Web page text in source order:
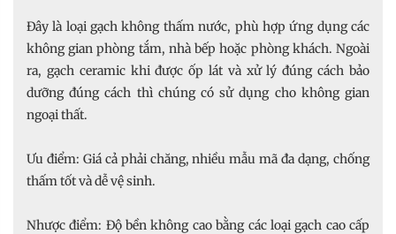
Đây là loại gạch không thấm nước, phù hợp ứng dụng các
không gian phòng tắm, nhà bếp hoặc phòng khách. Ngoài
ra, gạch ceramic khi được ốp lát và xử lý đúng cách bảo
dưỡng đúng cách thì chúng có sử dụng cho không gian
ngoại thất.
Ưu điểm: Giá cả phải chăng, nhiều mẫu mã đa dạng, chống
thấm tốt và dễ vệ sinh.
Nhược điểm: Độ bền không cao bằng các loại gạch cao cấp